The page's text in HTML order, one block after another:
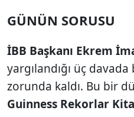
GÜNÜN SORUSU
İBB Başkanı Ekrem
yargılandığı üç
zorunda kaldı. Bu bir
Guinness Rekorlar